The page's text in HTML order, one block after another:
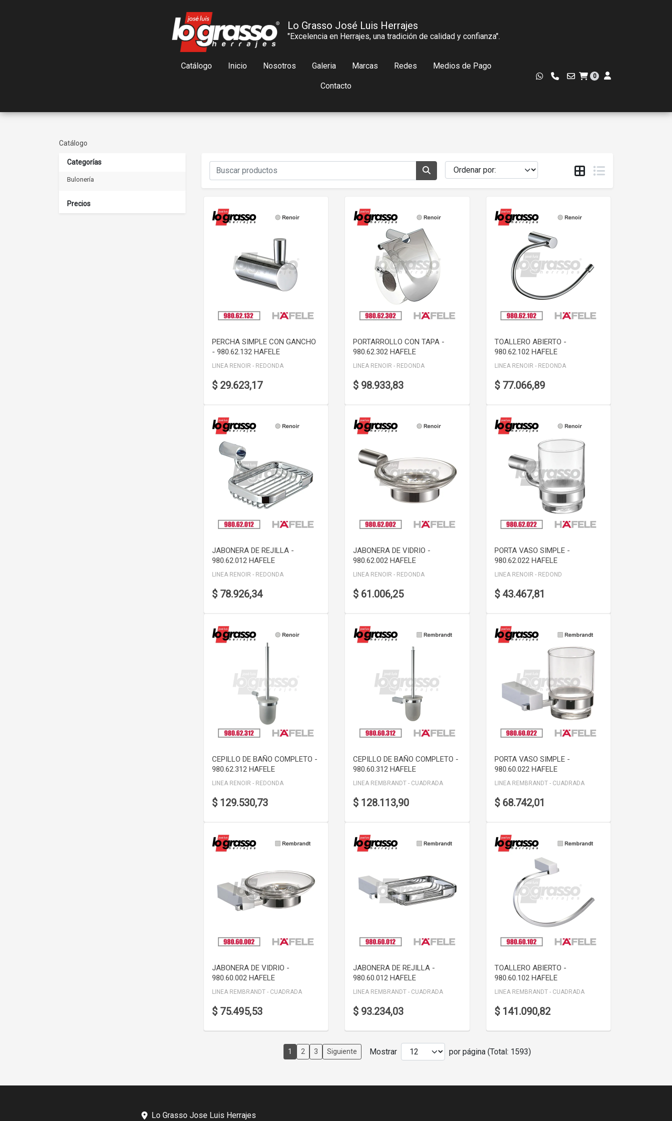
Lo Grasso José Luis Herrajes
"Excelencia en Herrajes, una tradición de calidad y confianza".
Catálogo Inicio Nosotros Galeria Marcas Redes Medios de Pago
Contacto
0
Catálogo
Categorías
Bulonería
Precios
PERCHA SIMPLE CON GANCHO
- 980.62.132 HAFELE
LINEA RENOIR - REDONDA
$ 29.623,17
VER DETALLE
PORTARROLLO CON TAPA -
980.62.302 HAFELE
LINEA RENOIR - REDONDA
$ 98.933,83
VER DETALLE
TOALLERO ABIERTO -
980.62.102 HAFELE
LINEA RENOIR - REDONDA
$ 77.066,89
VER DETALLE
JABONERA DE REJILLA -
980.62.012 HAFELE
LINEA RENOIR - REDONDA
$ 78.926,34
VER DETALLE
JABONERA DE VIDRIO -
980.62.002 HAFELE
LINEA RENOIR - REDONDA
$ 61.006,25
VER DETALLE
PORTA VASO SIMPLE -
980.62.022 HAFELE
LINEA RENOIR - REDOND
$ 43.467,81
VER DETALLE
CEPILLO DE BAÑO COMPLETO -
980.62.312 HAFELE
LINEA RENOIR - REDONDA
$ 129.530,73
VER DETALLE
CEPILLO DE BAÑO COMPLETO -
980.60.312 HAFELE
LINEA REMBRANDT - CUADRADA
$ 128.113,90
VER DETALLE
PORTA VASO SIMPLE -
980.60.022 HAFELE
LINEA REMBRANDT - CUADRADA
$ 68.742,01
VER DETALLE
JABONERA DE VIDRIO -
980.60.002 HAFELE
LINEA REMBRANDT - CUADRADA
$ 75.495,53
VER DETALLE
JABONERA DE REJILLA -
980.60.012 HAFELE
LINEA REMBRANDT - CUADRADA
$ 93.234,03
VER DETALLE
TOALLERO ABIERTO -
980.60.102 HAFELE
LINEA REMBRANDT - CUADRADA
$ 141.090,82
VER DETALLE
1 2 3 Siguiente Mostrar por página (Total: 1593)
Lo Grasso Jose Luis Herrajes